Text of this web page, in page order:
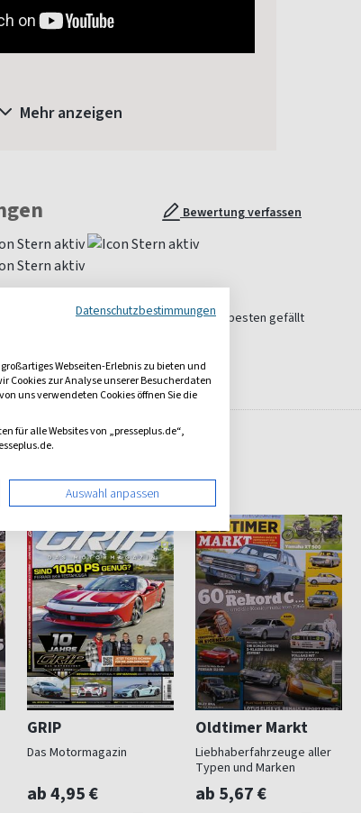
Mehr anzeigen
Bewertung verfassen
durch Ihre Aufmachung und Tipps. Am besten gefällt
wir sammeln und abheften wollen!
GRIP
Das Motormagazin
ab 4,95 €
Oldtimer Markt
Liebhaberfahrzeuge aller
Typen und Marken
ab 5,67 €
Datenschutzbestimmungen
Webseiten-Erlebnis zu bieten und
Cookies zur Analyse unserer Besucherdaten
uns verwendeten Cookies öffnen Sie die
für alle Websites von „presseplus.de“,
Auswahl anpassen